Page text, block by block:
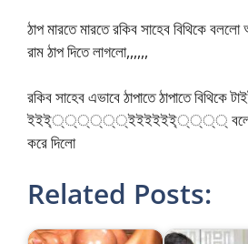
ঠাপ মারতে মারতে রকিব সাহেব বিথিকে
রাম ঠাপ দিতে লাগলো,,,,,,
রকিব সাহেব এভাবে ঠাপাতে ঠাপাতে বিথিকে
ইইই্্্্্্্ইইইইইই্্্্্ বলে শব্দ
করে দিলো
Related Posts: